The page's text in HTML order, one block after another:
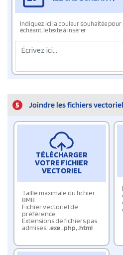
Indiquez ici la couleur souhaitée pour
échéant, le texte à insérer
5 Joindre les fichiers
TÉLÉCHARGER
VOTRE FICHIER
VECTORIEL
Taille maximale du fichier:
8MB
Fichier vectoriel de
préférence
Extensions de fichiers pas
admises:.exe,.php,.html